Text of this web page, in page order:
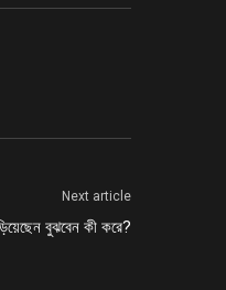
Next article
বুঝবেন কী করে?